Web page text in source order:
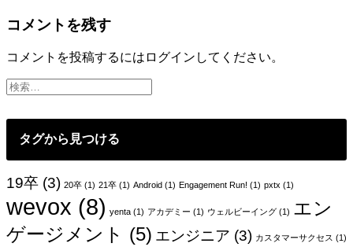
ナ
ビ
ゲ
シ
ョ
ン
コメントを残す
コメントを投稿するには ログイン してください。
タグから見つける
19卒 (3) 20卒 (1) 21卒 (1) Android (1) Engagement Run! (1) pxtx (1)
wevox (8) yenta (1) アカデミー (1) ウェルビーイング (1) エン
ゲージメント (5) エンジニア (3) カスタマーサクセス (1)